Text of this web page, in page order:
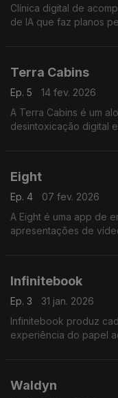
Clínica digital de
de IA que faz planos
Terra Cabins
Ep. 5
14 fev. 2026
A Terra Cabins é um
desintoxicação digital
Eight
Ep. 4
07 fev. 2026
A Eight é uma app de
apresentações de
Infinitebook
Ep. 3
31 jan. 2026
Infinitebook produz
experiência do papel
Waldyn